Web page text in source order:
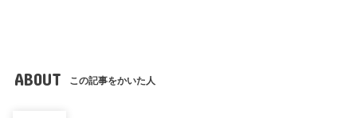
ABOUT この記事をかいた人